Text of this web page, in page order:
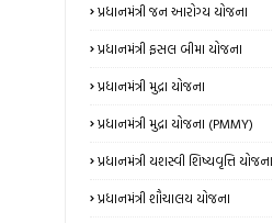
પ્રધાનમંત્રી જન આરોગ્ય યોજના
પ્રધાનમંત્રી ફસલ બીમા યોજના
પ્રધાનમંત્રી મુદ્રા યોજના
પ્રધાનમંત્રી મુદ્રા યોજના (PMMY)
પ્રધાનમંત્રી યશસ્વી શિષ્યવૃત્તિ યોજના
પ્રધાનમંત્રી શૌચાલય યોજના